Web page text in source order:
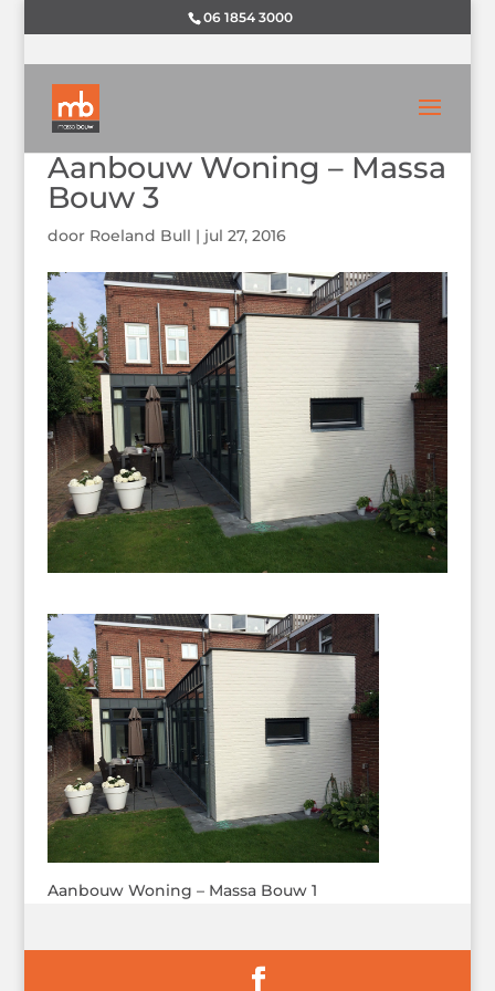
06 1854 3000
Aanbouw Woning – Massa
Bouw 3
door Roeland Bull | jul 27, 2016
Aanbouw Woning – Massa Bouw 1